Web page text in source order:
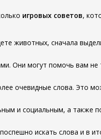
игровых советов,
животных, сначала
Они могут помочь вам не
очевидные слова. Это
и социальным, а также
искать слова и в